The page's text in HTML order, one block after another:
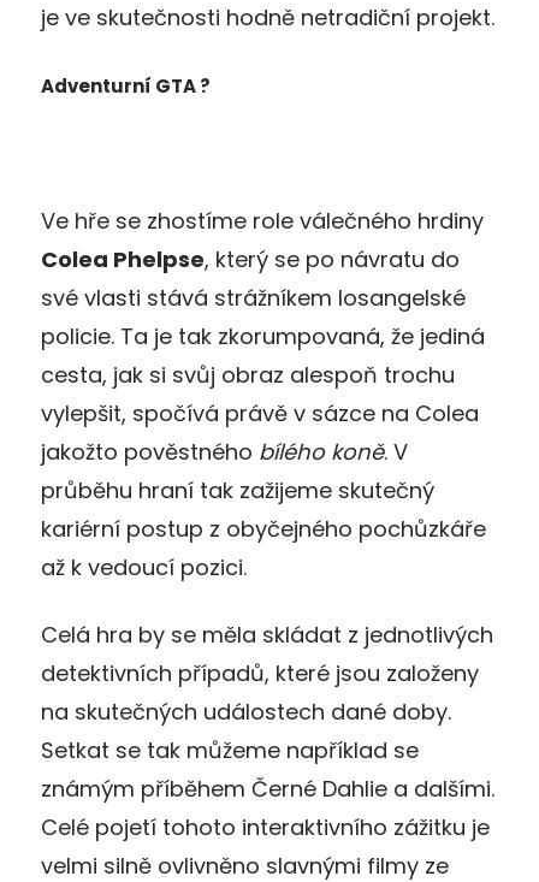
je ve skutečnosti hodně netradiční projekt.
Adventurní GTA ?
Ve hře se zhostíme role válečného hrdiny
Colea Phelpse, který se po návratu do
své vlasti stává strážníkem losangelské
policie. Ta je tak zkorumpovaná, že jediná
cesta, jak si svůj obraz alespoň trochu
vylepšit, spočívá právě v sázce na Colea
jakožto pověstného bílého koně. V
průběhu hraní tak zažijeme skutečný
kariérní postup z obyčejného pochůzkáře
až k vedoucí pozici.
Celá hra by se měla skládat z jednotlivých
detektivních případů, které jsou založeny
na skutečných událostech dané doby.
Setkat se tak můžeme například se
známým příběhem Černé Dahlie a dalšími.
Celé pojetí tohoto interaktivního zážitku je
velmi silně ovlivněno slavnými filmy ze